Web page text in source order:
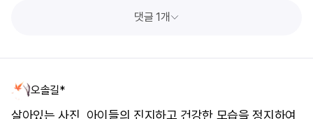
댓글 1개
오솔길*
살아있는 사진, 아이들의 진지하고 건강한 모습을 정지하여